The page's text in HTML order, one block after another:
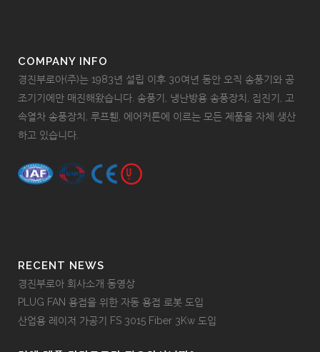
COMPANY INFO
경진부로아(주)는 1983년 설립 이후 30여년 동안 오직 송풍기와 공
조기기에만 매진해왔습니다. 송풍기, 냉난방용 송풍장치, 집진기, 고
속열차 송풍장치, 루프휀, 에어커튼에 이르는 모든 제품을 자체 생산
하고 있습니다.
RECENT NEWS
경진부로아 회사소개 동영상
PLUG FAN 용접을 위한 자동 용접 로봇 도입
산업용 레이저 가공기 FS 3015 Fiber 3Kw 도입